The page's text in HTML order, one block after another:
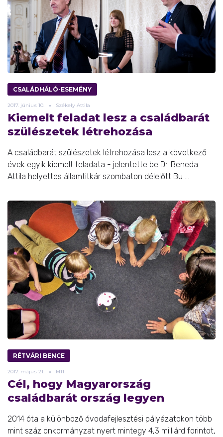
CSALÁDHÁLÓ-ESEMÉNY
2017. június 10. Székely Attila
Kiemelt feladat lesz a családbarát
szülészetek létrehozása
A családbarát szülészetek létrehozása lesz a következő
évek egyik kiemelt feladata - jelentette be Dr. Beneda
Attila helyettes államtitkár szombaton délelőtt Bu ...
RÉTVÁRI BENCE
2017. május 21. MTI
Cél, hogy Magyarország
családbarát ország legyen
2014 óta a különböző óvodafejlesztési pályázatokon több
mint száz önkormányzat nyert mintegy 4,3 milliárd forintot,